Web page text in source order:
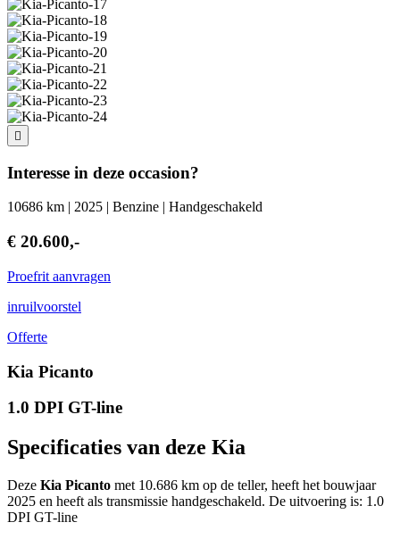
Interesse in deze occasion?
10686 km | 2025 | Benzine | Handgeschakeld
€ 20.600,-
Proefrit aanvragen
inruilvoorstel
Offerte
Kia Picanto
1.0 DPI GT-line
Specificaties van deze Kia
Deze Kia Picanto met 10.686 km op de teller, heeft het bouwjaar
2025 en heeft als transmissie handgeschakeld. De uitvoering is: 1.0
DPI GT-line